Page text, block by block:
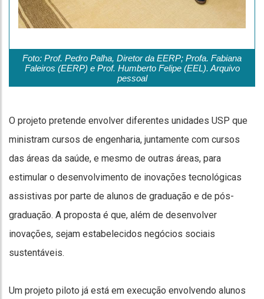
Foto: Prof. Pedro Palha, Diretor da EERP; Profa. Fabiana
Faleiros (EERP) e Prof. Humberto Felipe (EEL). Arquivo
pessoal
O projeto pretende envolver diferentes unidades USP que
ministram cursos de engenharia, juntamente com cursos
das áreas da saúde, e mesmo de outras áreas, para
estimular o desenvolvimento de inovações tecnológicas
assistivas por parte de alunos de graduação e de pós-
graduação. A proposta é que, além de desenvolver
inovações, sejam estabelecidos negócios sociais
sustentáveis.
Um projeto piloto já está em execução envolvendo alunos